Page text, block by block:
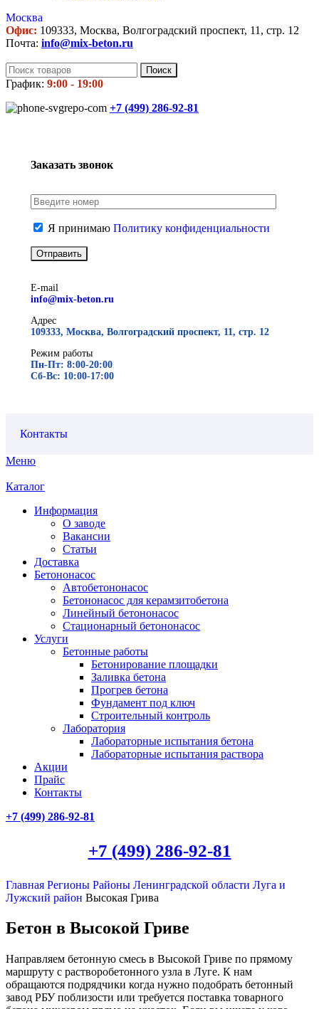
Москва
Офис: 109333, Москва, Волгоградский проспект, 11, стр. 12
Почта: info@mix-beton.ru
Поиск
График: 9:00 - 19:00
+7 (499) 286-92-81
Заказать звонок
Я принимаю Политику конфиденциальности
E-mail
info@mix-beton.ru
Адрес
109333, Москва, Волгоградский проспект, 11, стр. 12
Режим работы
Пн-Пт: 8:00-20:00
Сб-Вс: 10:00-17:00
Контакты
Меню
Каталог
Информация
О заводе
Вакансии
Статьи
Доставка
Бетононасос
Автобетононасос
Бетононасос для керамзитобетона
Линейный бетононасос
Стационарный бетононасос
Услуги
Бетонные работы
Бетонирование площадки
Заливка бетона
Прогрев бетона
Фундамент под ключ
Строительный контроль
Лаборатория
Лабораторные испытания бетона
Лабораторные испытания раствора
Акции
Прайс
Контакты
+7 (499) 286-92-81
+7 (499) 286-92-81
Главная Регионы Районы Ленинградской области Луга и
Лужский район Высокая Грива
Бетон в Высокой Гриве
Направляем бетонную смесь в Высокой Гриве по прямому
маршруту с растворобетонного узла в Луге. К нам
обращаются подрядчики когда нужно подобрать бетонный
завод РБУ поблизости или требуется поставка товарного